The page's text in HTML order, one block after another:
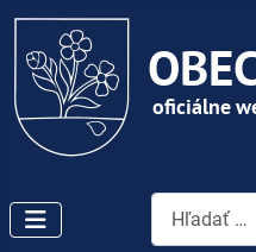
Vyhľadávanie